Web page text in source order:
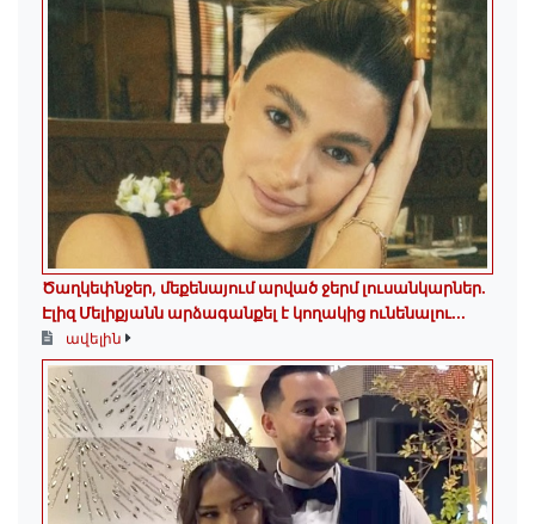
Ծաղկեփնջեր, մեքենայում արված ջերմ լուսանկարներ.
Էլիզ Մելիքյանն արձագանքել է կողակից ունենալու...
ավելին